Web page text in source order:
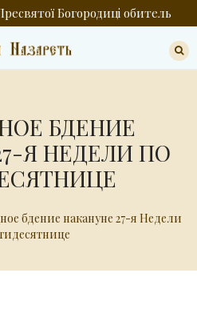
Богородиці обитель
БДЕНИЕ
Я НЕДЕЛИ ПО
бдение накануне 27-я Недели